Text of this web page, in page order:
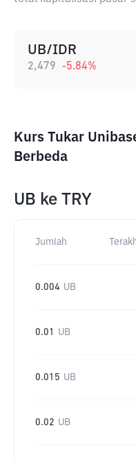
UB/IDR
2,479 -5.84%
Kurs Tukar
Berbeda
UB ke TRY
Jumlah
0.004 UB
0.01 UB
0.015 UB
0.02 UB